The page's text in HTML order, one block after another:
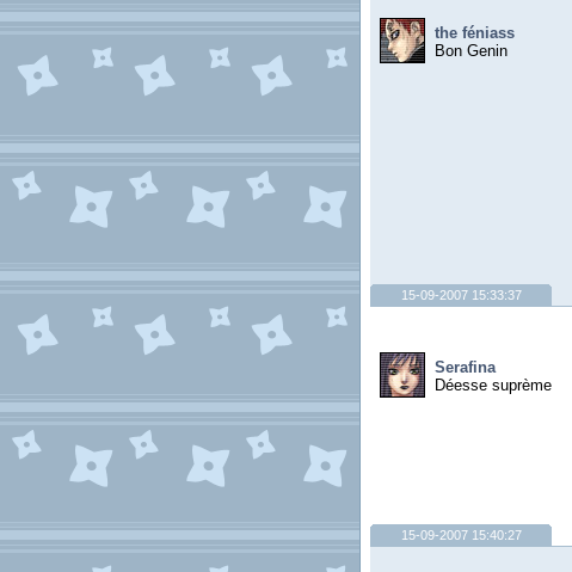
the féniass
Bon Genin
15-09-2007 15:33:37
Serafina
Déesse suprème
15-09-2007 15:40:27